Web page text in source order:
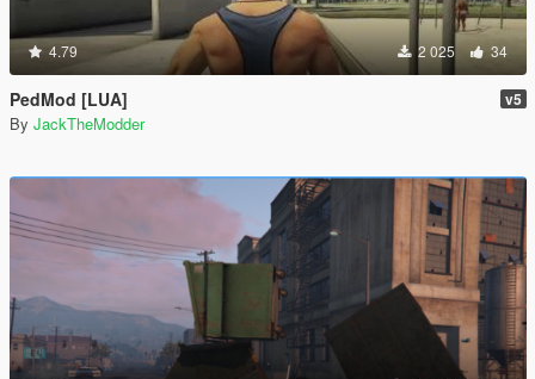
4.79 2 025 34
PedMod [LUA] v5
By JackTheModder